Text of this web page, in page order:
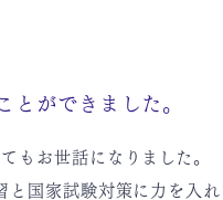
とができました。
もお世話になりました。
と国家試験対策に力を入れ